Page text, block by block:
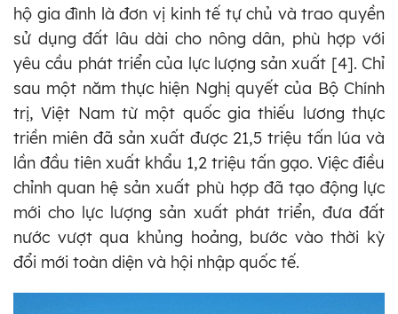
hộ gia đình là đơn vị kinh tế tự chủ và trao quyền
sử dụng đất lâu dài cho nông dân, phù hợp với
yêu cầu phát triển của lực lượng sản xuất [4]. Chỉ
sau một năm thực hiện Nghị quyết của Bộ Chính
trị, Việt Nam từ một quốc gia thiếu lương thực
triền miên đã sản xuất được 21,5 triệu tấn lúa và
lần đầu tiên xuất khẩu 1,2 triệu tấn gạo. Việc điều
chỉnh quan hệ sản xuất phù hợp đã tạo động lực
mới cho lực lượng sản xuất phát triển, đưa đất
nước vượt qua khủng hoảng, bước vào thời kỳ
đổi mới toàn diện và hội nhập quốc tế.